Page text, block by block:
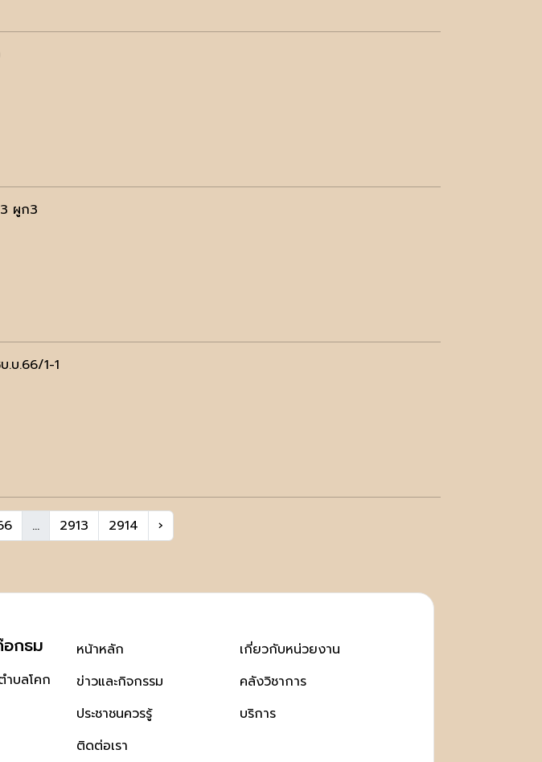
ผูก3
.บ.66/1-1
... 2913 2914 ›
กธม
บลโคก
หน้าหลัก
ข่าวและกิจกรรม
ประชาชนควรรู้
ติดต่อเรา
เกี่ยวกับหน่วยงาน
คลังวิชาการ
บริการ